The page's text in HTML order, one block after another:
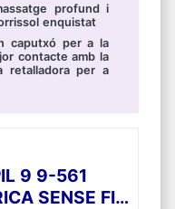
profund i
enquistat
caputxó per a la
contacte amb la
retalladora per a
9 9-561
SENSE FIL